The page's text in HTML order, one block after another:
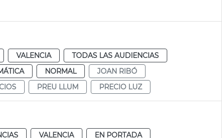
VALENCIA
TODAS LAS AUDIENCIAS
NORMAL
JOAN RIBÓ
PREU LLUM PRECIO LUZ
VALENCIA
EN PORTADA